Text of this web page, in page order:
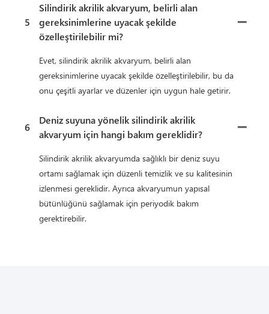
5
Silindirik akrilik akvaryum, belirli alan
gereksinimlerine uyacak şekilde
özelleştirilebilir mi?
Evet, silindirik akrilik akvaryum, belirli alan
gereksinimlerine uyacak şekilde özelleştirilebilir, bu da
onu çeşitli ayarlar ve düzenler için uygun hale getirir.
6
Deniz suyuna yönelik silindirik akrilik
akvaryum için hangi bakım gereklidir?
Silindirik akrilik akvaryumda sağlıklı bir deniz suyu
ortamı sağlamak için düzenli temizlik ve su kalitesinin
izlenmesi gereklidir. Ayrıca akvaryumun yapısal
bütünlüğünü sağlamak için periyodik bakım
gerektirebilir.